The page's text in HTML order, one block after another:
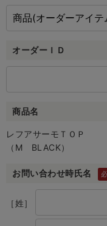
オーダーＩＤ
商品名
レフアサーモＴＯＰ
（M BLACK）
お問い合わせ時氏名
［姓］